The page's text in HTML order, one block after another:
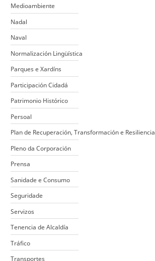
Medioambiente
Nadal
Naval
Normalización Lingüística
Parques e Xardíns
Participación Cidadá
Patrimonio Histórico
Persoal
Plan de Recuperación, Transformación e Resiliencia
Pleno da Corporación
Prensa
Sanidade e Consumo
Seguridade
Servizos
Tenencia de Alcaldía
Tráfico
Transportes